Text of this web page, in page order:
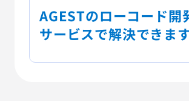
AGESTのローコード開
サービスで解決できます